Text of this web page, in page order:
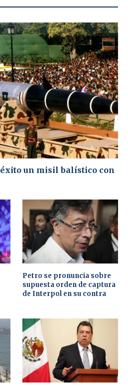
un misil balístico con
Petro se pronuncia sobre
supuesta orden de captura
de Interpol en su contra